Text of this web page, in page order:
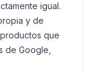
igual.
y de
que
de Google,